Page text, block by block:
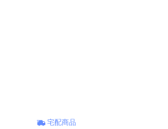
宅配商品